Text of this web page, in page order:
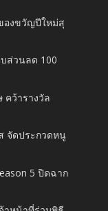
งขวัญปีใหม่สุ
ส่วนลด 100
คว้ารางวัล
จัดประกวดหนู
5 ปิดฉาก